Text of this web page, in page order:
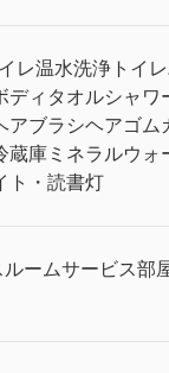
レ温水洗浄トイレ
ディタオルシャワ
アブラシヘアゴム
蔵庫 ミネラルウォ
ト・読書灯
ルームサービス部